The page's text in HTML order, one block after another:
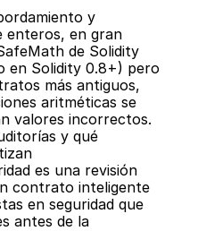
y
enteros, en gran
de Solidity
en Solidity 0.8+) pero
más antiguos,
aritméticas se
valores incorrectos.
y qué
es una revisión
contrato inteligente
en seguridad que
antes de la